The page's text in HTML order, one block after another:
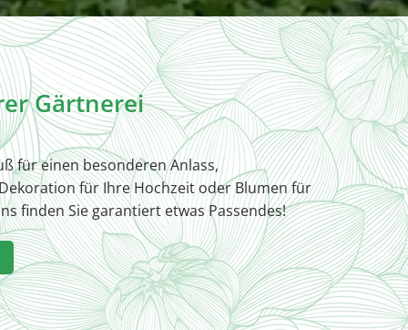
Gärtnerei
für einen besonderen Anlass,
für Ihre Hochzeit oder Blumen für
finden Sie garantiert etwas Passendes!